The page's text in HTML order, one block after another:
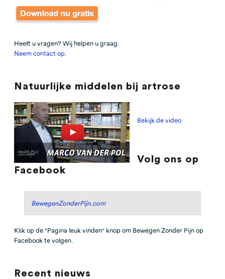
Heeft u vragen? Wij helpen u graag.
Neem contact op
Natuurlijke middelen bij artrose
Bekijk de video
Volg ons op
Facebook
BewegenZonderPijn.com
Klik op de "Pagina leuk vinden" knop om Bewegen Zonder Pijn op
Facebook te volgen.
Recent nieuws